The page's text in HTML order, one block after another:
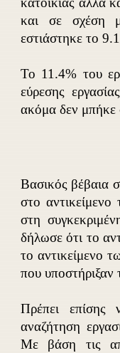
και σε σχέση
εστιάστηκε το
Το 11.4% του
εύρεσης
ακόμα δεν μπήκε
Βασικός βέβαια
στο
στη
δήλωσε ότι το
το αντικείμενο
που υποστήριξαν
Πρέπει επίσης
αναζήτηση
Με βάση τις